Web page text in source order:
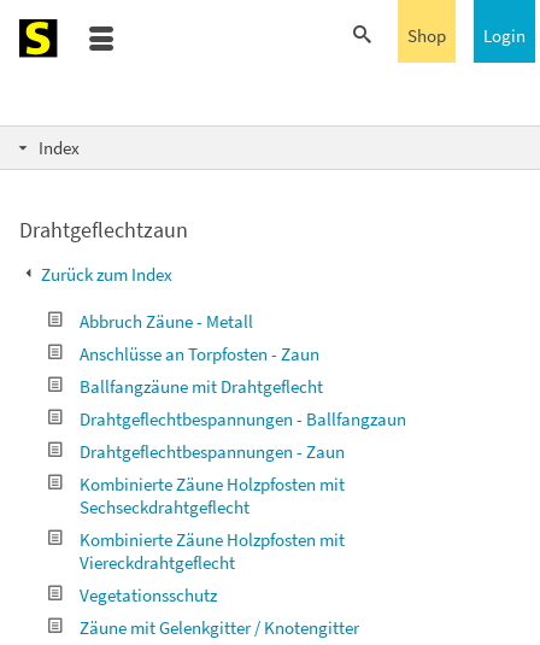
Login
Shop
Index
Drahtgeflechtzaun
Zurück zum Index
Abbruch Zäune - Metall
Anschlüsse an Torpfosten - Zaun
Ballfangzäune mit Drahtgeflecht
Drahtgeflechtbespannungen - Ballfangzaun
Drahtgeflechtbespannungen - Zaun
Kombinierte Zäune Holzpfosten mit
Sechseckdrahtgeflecht
Kombinierte Zäune Holzpfosten mit
Viereckdrahtgeflecht
Vegetationsschutz
Zäune mit Gelenkgitter / Knotengitter